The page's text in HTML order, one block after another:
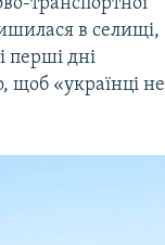
в селищі,
перші дні
щоб «українці не